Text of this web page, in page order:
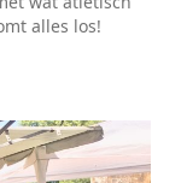
alles los!